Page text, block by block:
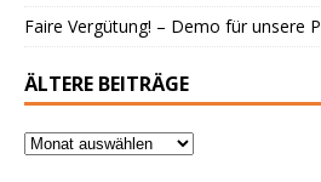
Faire Vergütung! – Demo für unsere
ÄLTERE BEITRÄGE